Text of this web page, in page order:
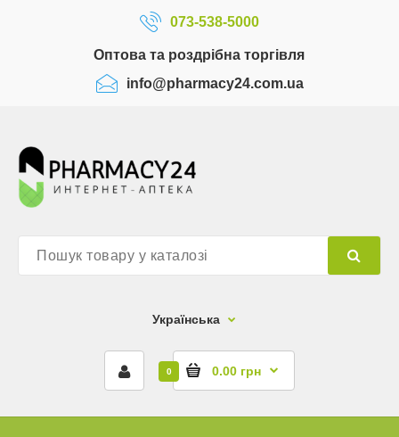
073-538-5000
Оптова та роздрібна торгівля
info@pharmacy24.com.ua
Українська
0 0.00 грн